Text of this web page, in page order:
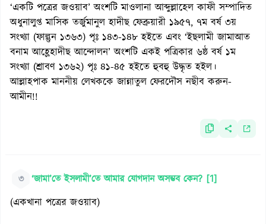
‘একটি পত্রের জওয়াব’ অংশটি মাওলানা আব্দুল্লাহেল কাফী সম্পাদিত
অধুনালুপ্ত মাসিক তর্জুমানুল হাদীছ ফেব্রুয়ারী ১৯৫৭, ৭ম বর্ষ ৩য়
সংখ্যা (ফাল্গুন ১৩৬৩) পৃঃ ১৪৩-১৪৮ হইতে এবং ‘ইছলামী জামাআত
বনাম আহ্লেহাদীছ আন্দোলন’ অংশটি একই পত্রিকার ৬ষ্ঠ বর্ষ ১ম
সংখ্যা (শ্রাবণ ১৩৬২) পৃঃ ৪১-৪৫ হইতে হুবহু উদ্ধৃত হইল।
আল্লাহপাক মাননীয় লেখককে জান্নাতুল ফেরদৌস নছীব করুন-
আমীন!!
৩ ‘জামা’তে ইসলামী’তে আমার যোগদান অসম্ভব কেন? [1]
(একখানা পত্রের জওয়াব)